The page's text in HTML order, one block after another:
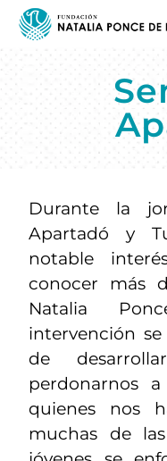
Durante la
Apartadó y
notable
conocer más
Natalia
intervención
de
perdonarnos
quienes nos
muchas de